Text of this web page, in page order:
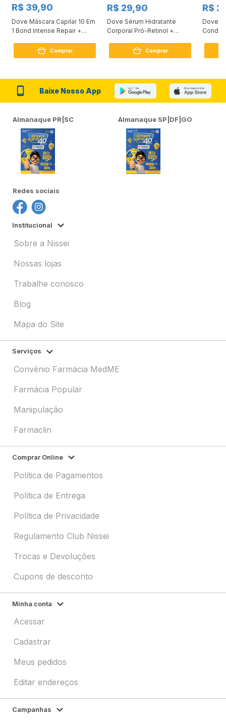
R$ 39,90
Dove Máscara Capilar 10 Em
1 Bond Intense Repair +
Comprar
R$ 29,90
Dove Sérum Hidratante
Corporal Pró-Retinol +
Comprar
R$
Dove
Baixe Nosso App
Almanaque PR|SC Almanaque SP|DF|GO
Redes sociais
Institucional
Sobre a Nissei
Nossas lojas
Trabalhe conosco
Blog
Mapa do Site
Serviços
Convênio Farmácia MedME
Farmácia Popular
Manipulação
Farmaclin
Comprar Online
Política de Pagamentos
Política de Entrega
Política de Privacidade
Regulamento Club Nissei
Trocas e Devoluções
Cupons de desconto
Minha conta
Acessar
Cadastrar
Meus pedidos
Editar endereços
Campanhas